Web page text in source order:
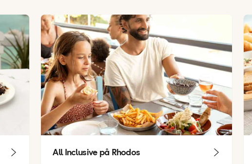
All Inclusive på Rhodos